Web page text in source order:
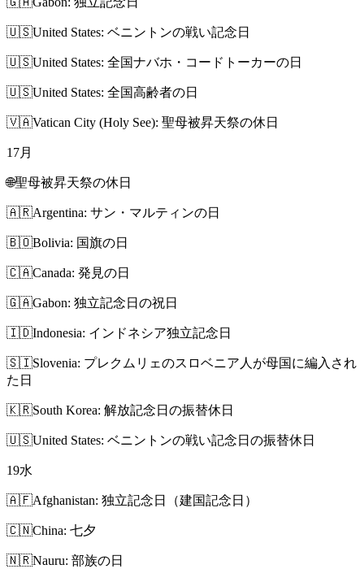
🇺🇸United States: ベニントンの戦い記念日
🇺🇸United States: 全国ナバホ・コードトーカーの日
🇺🇸United States: 全国高齢者の日
🇻🇦Vatican City (Holy See): 聖母被昇天祭の休日
17月
🌐聖母被昇天祭の休日
🇦🇷Argentina: サン・マルティンの日
🇧🇴Bolivia: 国旗の日
🇨🇦Canada: 発見の日
🇬🇦Gabon: 独立記念日の祝日
🇮🇩Indonesia: インドネシア独立記念日
🇸🇮Slovenia: プレクムリェのスロベニア人が母国に編入され
た日
🇰🇷South Korea: 解放記念日の振替休日
🇺🇸United States: ベニントンの戦い記念日の振替休日
19水
🇦🇫Afghanistan: 独立記念日（建国記念日）
🇨🇳China: 七夕
🇳🇷Nauru: 部族の日